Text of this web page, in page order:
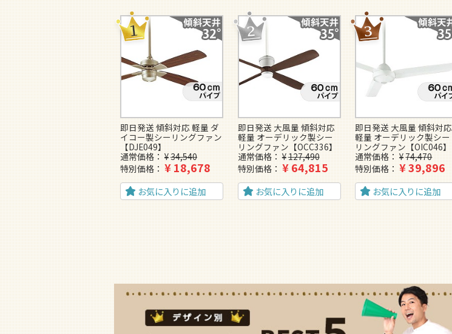
即日発送 傾斜対応 軽量 ダ
イコー製シーリングファン
【DJE049】
通常価格
¥34,540
特別価格
¥18,678
お気に入りに追加
即日発送 大風量 傾斜対応
軽量 オーデリック製シー
リングファン【OCC336】
通常価格
¥127,490
特別価格
¥ 64,815
お気に入りに追加
即日発送 大風量 傾斜対応
軽量 オーデリック製シー
リングファン【OIC046】
通常価格
¥74,470
特別価格
¥39,896
お気に入りに追加